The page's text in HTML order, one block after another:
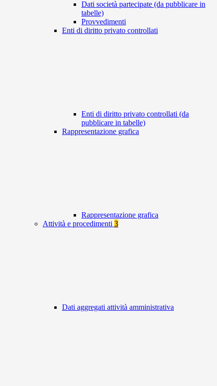
Dati società partecipate (da pubblicare in
tabelle)
Provvedimenti
Enti di diritto privato controllati
Enti di diritto privato controllati (da
pubblicare in tabelle)
Rappresentazione grafica
Rappresentazione grafica
Attività e procedimenti 3
Dati aggregati attività amministrativa